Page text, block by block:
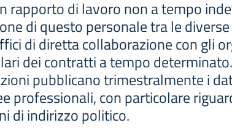
rapporto di lavoro non a tempo
di questo personale tra le
di diretta collaborazione con gli
dei contratti a tempo determinato.
pubblicano trimestralmente i
professionali, con particolare
di indirizzo politico.